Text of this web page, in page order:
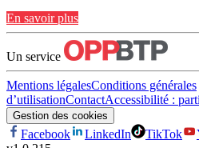
En savoir plus
Un service
Mentions légalesConditions générales
d’utilisationContactAccessibilité :
Gestion des cookies
Facebook LinkedIn TikTok